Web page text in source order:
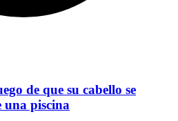
de que su cabello se
una piscina